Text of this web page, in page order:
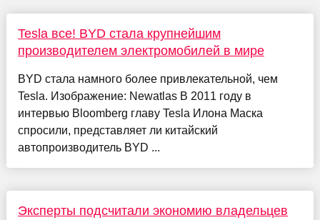
Tesla все! BYD стала крупнейшим
производителем электромобилей в мире
BYD стала намного более привлекательной, чем
Tesla. Изображение: Newatlas В 2011 году в
интервью Bloomberg главу Tesla Илона Маска
спросили, представляет ли китайский
автопроизводитель BYD ...
Эксперты подсчитали экономию владельцев